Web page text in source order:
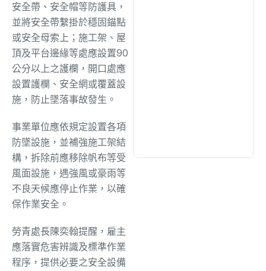
安全帶、安全帽等防護具，
並將安全帶繫掛於穩固錨點
或安全母索上；施工架、屋
頂及平台邊緣等處應設置90
公分以上之護欄，開口處應
設置護欄、安全網或覆蓋設
施，防止墜落事故發生。
事業單位應依規定設置各項
防墜設施，並補強施工架結
構，拆除前應移除帆布等受
風面設施，遇強風或豪雨等
不良天候應停止作業，以確
保作業安全。
勞青處長陳奕翰提醒，雇主
應落實危害辨識及標準作業
程序，提供必要之安全設備